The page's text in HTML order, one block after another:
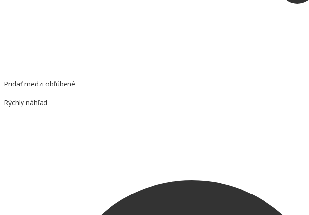
Pridať medzi obľúbené
Rýchly náhľad